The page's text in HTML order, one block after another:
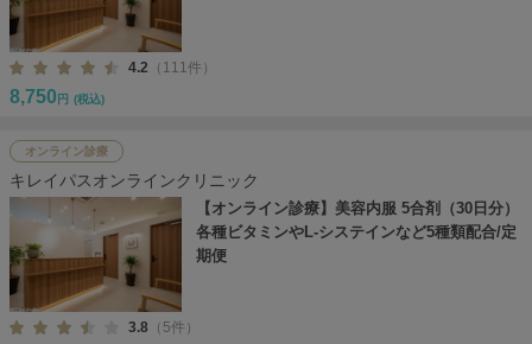
4.2 （111件）
8,750 円 (税込)
オンライン診療
キレイパスオンラインクリニック
【オンライン診療】美容内服 5合剤（30日分）
各種ビタミンやL-システインなど5種類配合/定
期便
3.8 （5件）